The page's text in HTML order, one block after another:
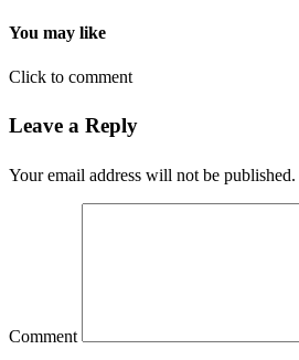
You may like
Click to comment
Leave a Reply
Your email address will not be published.
Comment